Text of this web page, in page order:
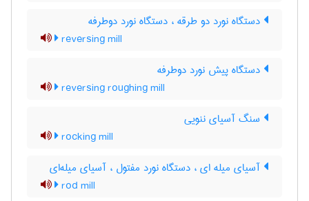
دستگاه نورد دو طرقه ، دستگاه نورد دوطرفه
reversing mill
دستگاه پیش نورد دوطرفه
reversing roughing mill
سنگ آسیای ننویی
rocking mill
آسیای میله ای ، دستگاه نورد مفتول ، آسیای میله‌ای
rod mill